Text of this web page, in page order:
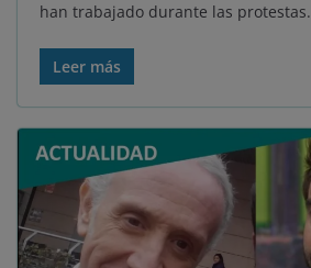
han trabajado durante las protestas.
Leer más